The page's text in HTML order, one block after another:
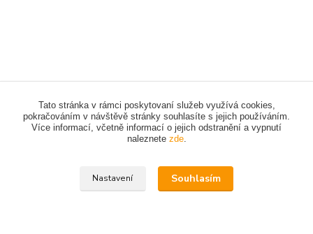
Tato stránka v rámci poskytovaní služeb využívá cookies,
pokračováním v návštěvě stránky souhlasíte s jejich používáním.
Více informací, včetně informací o jejich odstranění a vypnutí
naleznete zde.
Nastavení Souhlasím